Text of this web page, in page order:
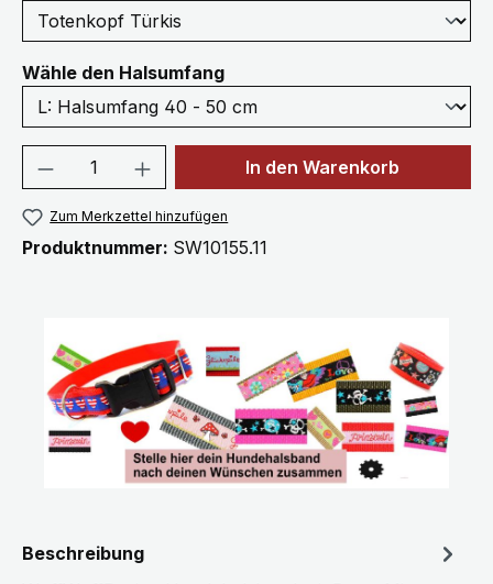
Wähle den Halsumfangauswählen
Produkt Anzahl: Gib denIn den Warenkorb
Zum Merkzettel hinzufügen
Produktnummer: SW10155.11
Beschreibung